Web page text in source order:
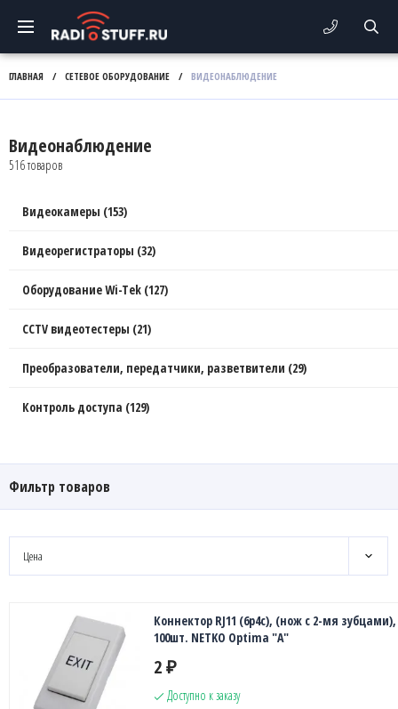
ГЛАВНАЯ / СЕТЕВОЕ ОБОРУДОВАНИЕ / ВИДЕОНАБЛЮДЕНИЕ
Видеонаблюдение
516 товаров
Видеокамеры (153)
Видеорегистраторы (32)
Оборудование Wi-Tek (127)
CCTV видеотестеры (21)
Преобразователи, передатчики, разветвители (29)
Контроль доступа (129)
Фильтр товаров
Цена
Коннектор RJ11 (6p4c), (нож с 2-мя зубцами),
100шт. NETKO Optima "A"
2 ₽
Доступно к заказу